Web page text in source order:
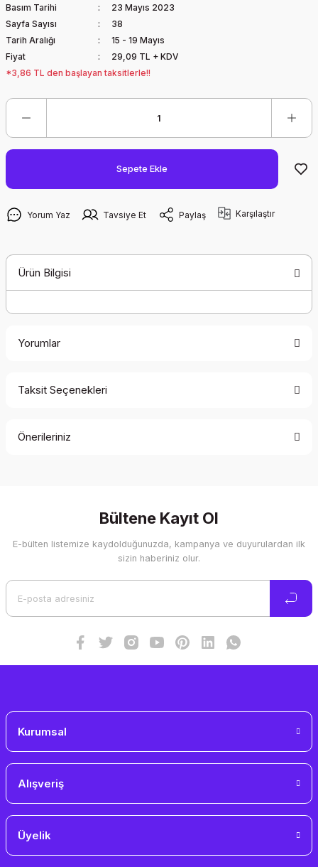
Basım Tarihi
23 Mayıs 2023
Sayfa Sayısı
38
Tarih Aralığı
15 - 19 Mayıs
Fiyat
29,09 TL + KDV
*3,86 TL den başlayan taksitlerle!!
Sepete Ekle
Yorum Yaz Tavsiye Et Paylaş Karşılaştır
Ürün Bilgisi
Yorumlar
Taksit Seçenekleri
Önerileriniz
Görüş ve önerileriniz için teşekkür ederiz.
Ürün resmi kalitesiz, bozuk veya görüntülenemiyor.
Bültene Kayıt Ol
E-bülten listemize kaydolduğunuzda, kampanya ve duyurulardan ilk
sizin haberiniz olur.
Kurumsal
Alışveriş
Üyelik